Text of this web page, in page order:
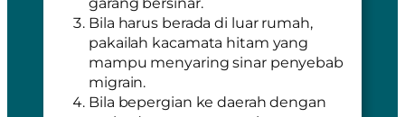
Bila harus berada di luar rumah,
pakailah kacamata hitam yang
mampu menyaring sinar penyebab
migrain.
Bila bepergian ke daerah dengan